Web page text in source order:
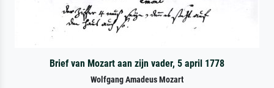
Brief van Mozart aan zijn vader, 5 april 1778
Wolfgang Amadeus Mozart